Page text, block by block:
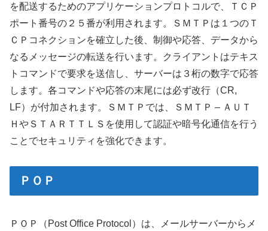
を配送するためのアプリケーションプロトコルで、ＴＣＰ
ポート番号の２５番が利用されます。ＳＭＴＰは１つのＴ
ＣＰコネクションを確立した後、制御や応答、データから
なるメッセージの転送を行います。クライアントはテキス
トコマンドで要求を送信し、サーバーは３桁の数字で応答
します。各コマンドや応答の末尾には必ず改行（CR,
LF）が付加されます。ＳＭＴＰでは、ＳＭＴＰ – ＡＵＴ
ＨやＳＴＡＲＴＴＬＳを使用して認証や暗号化通信を行う
ことでセキュリティを強化できます。
ＰＯＰ
ＰＯＰ（Post Office Protocol）は、メールサーバーからメ